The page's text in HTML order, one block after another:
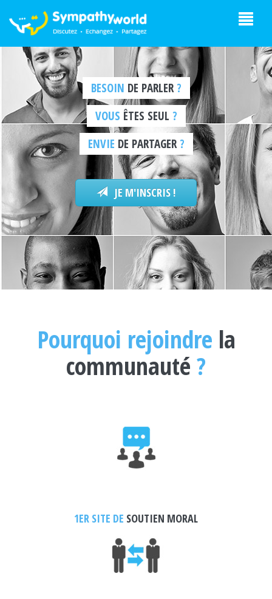
BESOIN DE PARLER?
VOUS ÊTES SEUL ?
ENVIE DE PARTAGER?
JE M'INSCRIS !
Pourquoi rejoindre la
communauté ?
1ER SITE DE SOUTIEN MORAL